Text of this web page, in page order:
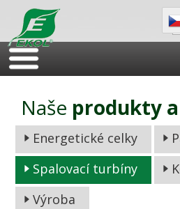
Naše produkty
Energetické celky
Spalovací turbíny
Výroba